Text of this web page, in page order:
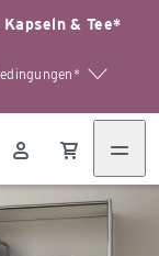
& Tee*